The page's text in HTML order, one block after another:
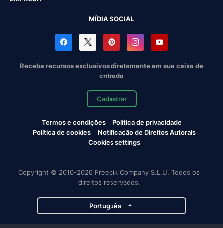
MÍDIA SOCIAL
Receba recursos exclusivos diretamente em sua caixa de
entrada
Cadastrar
Termos e condições
Política de privacidade
Política de cookies
Notificação de Direitos Autorais
Cookies settings
Copyright © 2010-2026 Freepik Company S.L.U. Todos os
direitos reservados.
Português